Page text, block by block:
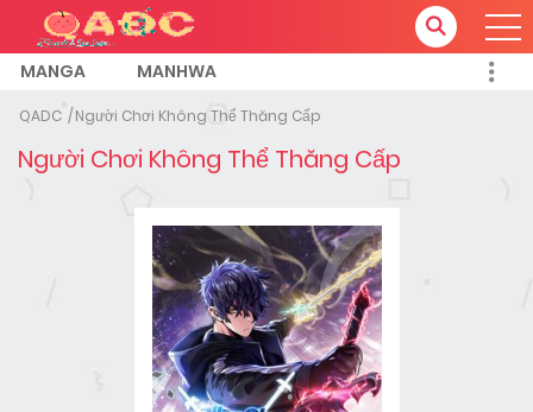
MANGA MANHWA
QADC Người Chơi Không Thể Thăng Cấp
Người Chơi Không Thể Thăng Cấp